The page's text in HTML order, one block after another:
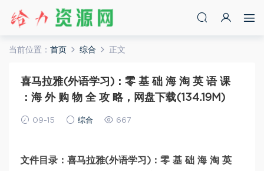
当前位置： 首页 综合 正文
喜马拉雅(外语学习)：零 基 础 海 淘 英 语 课
：海 外 购 物 全 攻 略，网盘下载(134.19M)
09-15 综合 667
文件目录：喜马拉雅(外语学习)：零 基 础 海 淘 英